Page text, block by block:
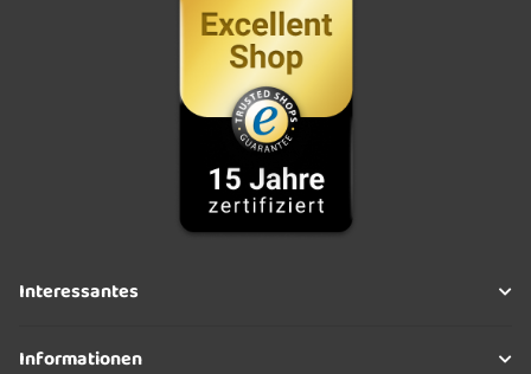
Interessantes
Informationen